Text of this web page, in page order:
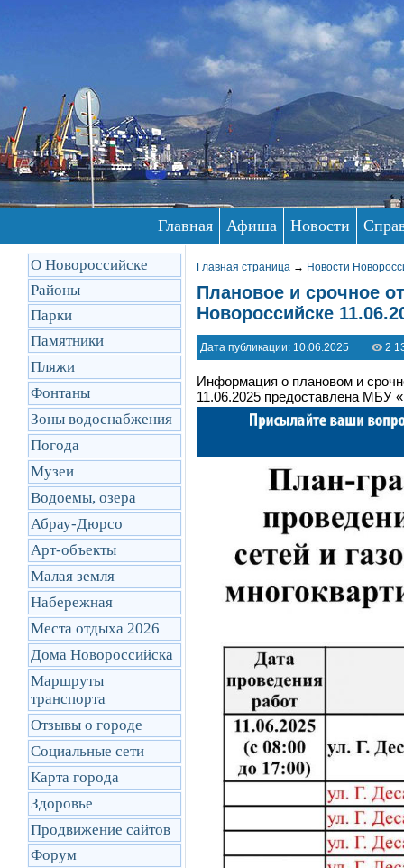
Главная Афиша Новости
О Новороссийске
Районы
Парки
Памятники
Пляжи
Фонтаны
Зоны водоснабжения
Погода
Музеи
Водоемы, озера
Абрау-Дюрсо
Арт-объекты
Малая земля
Набережная
Места отдыха 2026
Дома Новороссийска
Маршруты
транcпорта
Отзывы о городе
Социальные сети
Карта города
Здоровье
Продвижение сайтов
Форум
Главная страница → Новости
Плановое и срочное
Новороссийске
Дата публикации: 10.06.2025 2
Информация о плановом и
11.06.2025 предоставлена МБУ